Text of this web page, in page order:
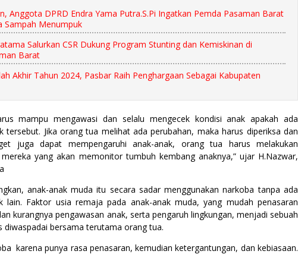
Anggota DPRD Endra Yama Putra.S.Pi Ingatkan Pemda Pasaman Barat
Sampah Menumpuk
Salurkan CSR Dukung Program Stunting dan Kemiskinan di
Barat
Akhir Tahun 2024, Pasbar Raih Penghargaan Sebagai Kabupaten
mampu mengawasi dan selalu mengecek kondisi anak apakah ada
tersebut. Jika orang tua melihat ada perubahan, maka harus diperiksa dan
juga dapat mempengaruhi anak-anak, orang tua harus melakukan
yang akan memonitor tumbuh kembang anaknya,” ujar H.Nazwar,
anak-anak muda itu secara sadar menggunakan narkoba tanpa ada
lain. Faktor usia remaja pada anak-anak muda, yang mudah penasaran
kurangnya pengawasan anak, serta pengaruh lingkungan, menjadi sebuah
diwaspadai bersama terutama orang tua.
karena punya rasa penasaran, kemudian ketergantungan, dan kebiasaan.